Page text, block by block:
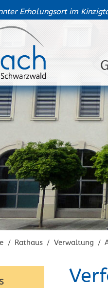
Erholungsort im
/ Rathaus / Verwaltung /